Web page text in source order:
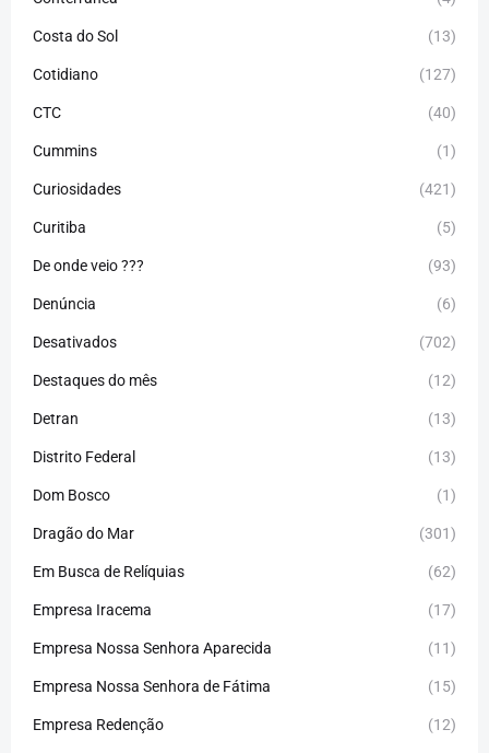
Costa do Sol (13)
Cotidiano (127)
CTC (40)
Cummins (1)
Curiosidades (421)
Curitiba (5)
De onde veio ??? (93)
Denúncia (6)
Desativados (702)
Destaques do mês (12)
Detran (13)
Distrito Federal (13)
Dom Bosco (1)
Dragão do Mar (301)
Em Busca de Relíquias (62)
Empresa Iracema (17)
Empresa Nossa Senhora Aparecida (11)
Empresa Nossa Senhora de Fátima (15)
Empresa Redenção (12)